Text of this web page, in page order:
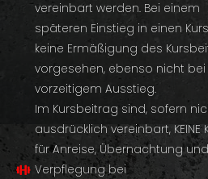
vereinbart werden. Bei einem
späteren Einstieg in einen
keine Ermäßigung des
vorgesehen, ebenso nicht bei
vorzeitigem Ausstieg.
Im Kursbeitrag sind, sofern
ausdrücklich vereinbart, KEINE
für Anreise, Übernachtung und
Verpflegung bei